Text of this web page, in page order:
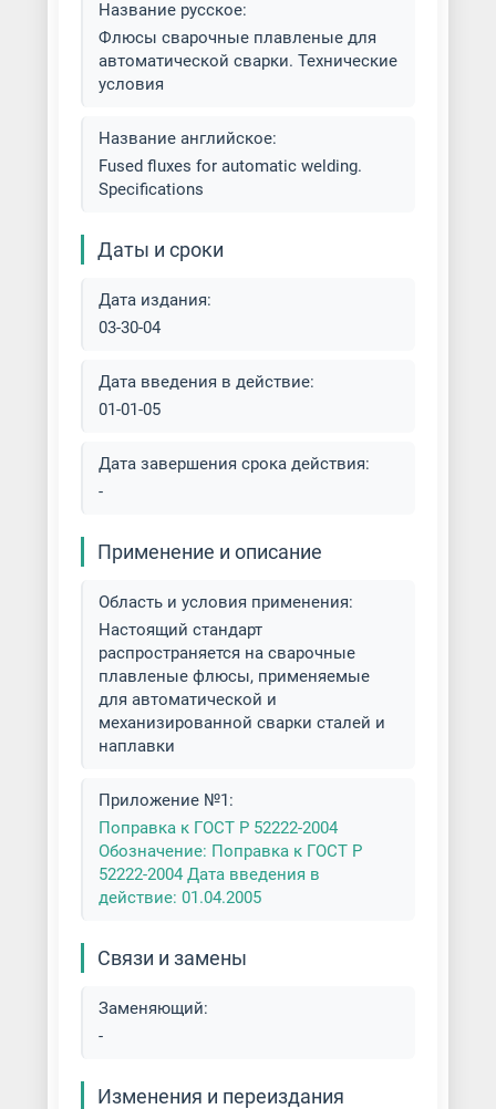
Название русское:
Флюсы сварочные плавленые для
автоматической сварки. Технические
условия
Название английское:
Fused fluxes for automatic welding.
Specifications
Даты и сроки
Дата издания:
03-30-04
Дата введения в действие:
01-01-05
Дата завершения срока действия:
-
Применение и описание
Область и условия применения:
Настоящий стандарт
распространяется на сварочные
плавленые флюсы, применяемые
для автоматической и
механизированной сварки сталей и
наплавки
Приложение №1:
Поправка к ГОСТ Р 52222-2004
Обозначение: Поправка к ГОСТ Р
52222-2004 Дата введения в
действие: 01.04.2005
Связи и замены
Заменяющий:
-
Изменения и переиздания